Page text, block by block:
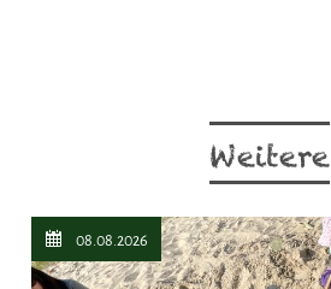
Weitere
08.08.2026